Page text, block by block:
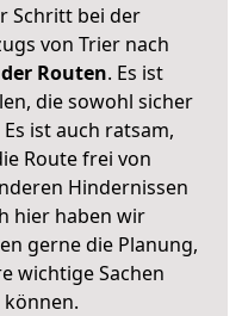
Schritt bei der
von Trier nach
Routen. Es ist
die sowohl sicher
ist auch ratsam,
Route frei von
Hindernissen
hier haben wir
gerne die Planung,
wichtige Sachen